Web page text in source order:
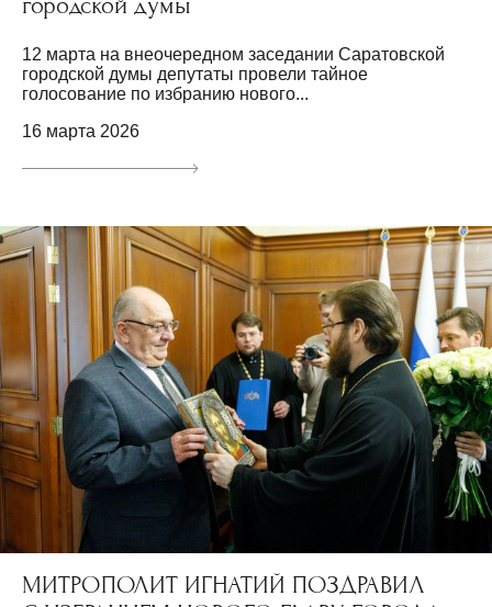
12 марта на внеочередном заседании Саратовской
городской думы депутаты провели тайное
голосование по избранию нового...
16 марта 2026
МИТРОПОЛИТ ИГНАТИЙ ПОЗДРАВИЛ